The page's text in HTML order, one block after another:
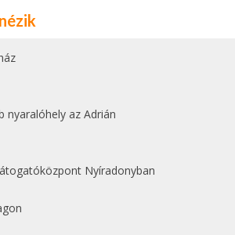
nyaralóhely az Adrián
Nyíradonyban